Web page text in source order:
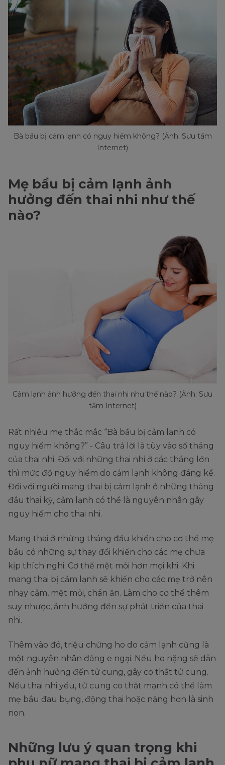
Bà bầu bị cảm lạnh có nguy hiểm không? (Ảnh: Sưu tầm
Internet)
Mẹ bầu bị cảm lạnh ảnh
hưởng đến thai nhi như thế
nào?
Cảm lạnh ảnh hưởng đến thai nhi như thế nào? (Ảnh: Sưu
tầm Internet)
Rất nhiều mẹ thắc mắc “Bà bầu bị cảm lạnh có
nguy hiểm không?” - Câu trả lời là tùy vào số tháng
của thai nhi. Đối với những thai nhi ở các tháng lớn
thì mức độ nguy hiểm do cảm lạnh không đáng kể.
Đối với người mang thai bị cảm lạnh ở những tháng
đầu thai kỳ, cảm lạnh có thể là nguyên nhân gây
nguy hiểm cho thai nhi.
Mang thai ở những tháng đầu khiến cho cơ thể mẹ
bầu có những sự thay đổi khiến cho các mẹ chưa
kịp thích nghi. Cơ thể mệt mỏi hơn mọi khi. Khi
mang thai bị cảm lạnh sẽ khiến cho các mẹ trở nên
nhạy cảm, mệt mỏi, chán ăn. Làm cho cơ thể thêm
suy nhược, ảnh hưởng đến sự phát triển của thai
nhi.
Thêm vào đó, triệu chứng ho do cảm lạnh cũng là
một nguyên nhân đáng e ngại. Nếu ho nặng sẽ dẫn
đến ảnh hưởng đến tử cung, gây co thắt tử cung.
Nếu thai nhi yếu, tử cung co thắt mạnh có thể làm
mẹ bầu đau bụng, động thai hoặc nặng hơn là sinh
non.
Những lưu ý quan trọng khi